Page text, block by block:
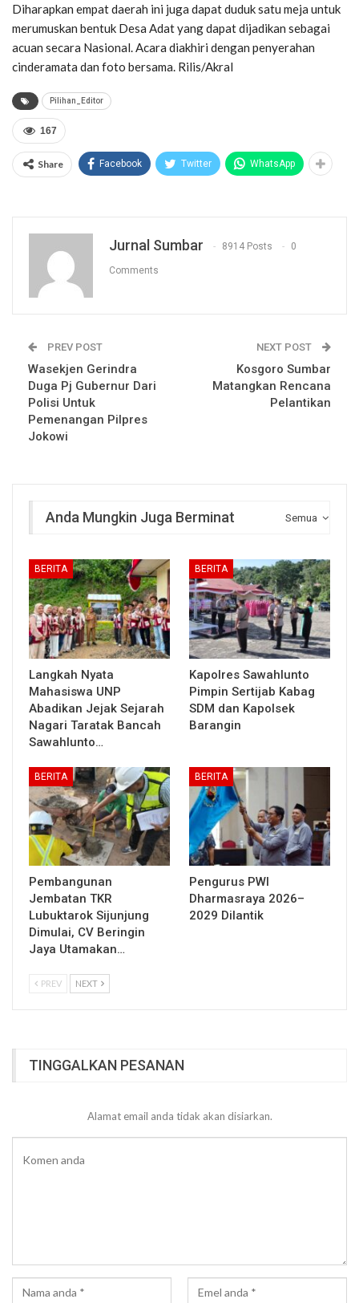
Diharapkan empat daerah ini juga dapat duduk satu meja untuk
merumuskan bentuk Desa Adat yang dapat dijadikan sebagai
acuan secara Nasional. Acara diakhiri dengan penyerahan
cinderamata dan foto bersama. Rilis/Akral
Pilihan_Editor
167
Share Facebook Twitter WhatsApp
Jurnal Sumbar 8914 Posts 0
Comments
PREV POST
Wasekjen Gerindra
Duga Pj Gubernur Dari
Polisi Untuk
Pemenangan Pilpres
Jokowi
NEXT POST
Kosgoro Sumbar
Matangkan Rencana
Pelantikan
Semua
Anda Mungkin Juga Berminat
BERITA
Langkah Nyata
Mahasiswa UNP
Abadikan Jejak Sejarah
Nagari Taratak Bancah
Sawahlunto…
BERITA
Kapolres Sawahlunto
Pimpin Sertijab Kabag
SDM dan Kapolsek
Barangin
BERITA
Pembangunan
Jembatan TKR
Lubuktarok Sijunjung
Dimulai, CV Beringin
Jaya Utamakan…
BERITA
Pengurus PWI
Dharmasraya 2026–
2029 Dilantik
PREV NEXT
TINGGALKAN PESANAN
Alamat email anda tidak akan disiarkan.